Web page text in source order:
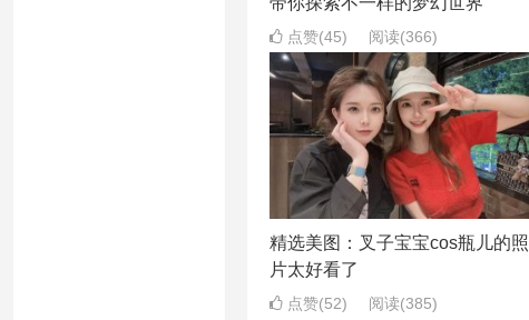
点赞(45) 阅读(366)
精选美图：叉子宝宝cos瓶儿的照
片太好看了
点赞(52) 阅读(385)